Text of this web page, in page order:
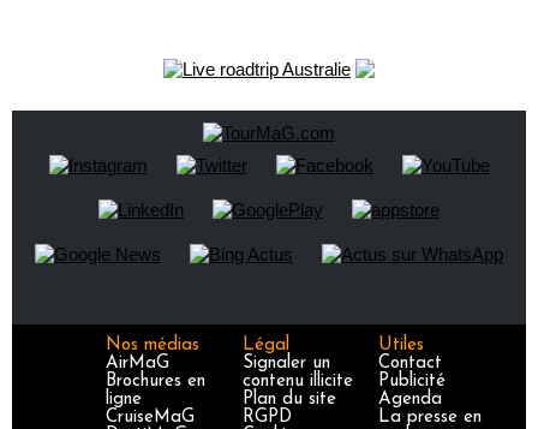
Nos médias
AirMaG
Brochures en
ligne
CruiseMaG
Légal
Signaler un
contenu illicite
Plan du site
RGPD
Utiles
Contact
Publicité
Agenda
La presse en